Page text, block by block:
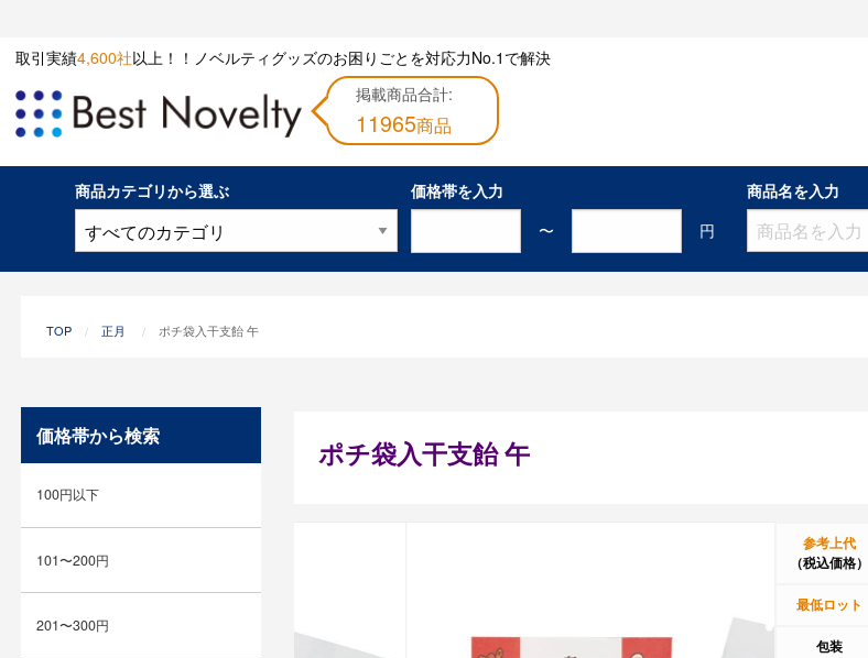
取引実績4,600社以上！！ノベルティグッズのお困りごとを対応力No.1で解決
掲載商品合計:
11965商品
商品カテゴリから選ぶ
価格帯を入力
〜
円
商品名を入力
TOP 正月 ポチ袋入干支飴 午
ポチ袋入干支飴 午
参考上代
（税込価格）
最低ロット
包装
価格帯から検索
100円以下
101〜200円
201〜300円